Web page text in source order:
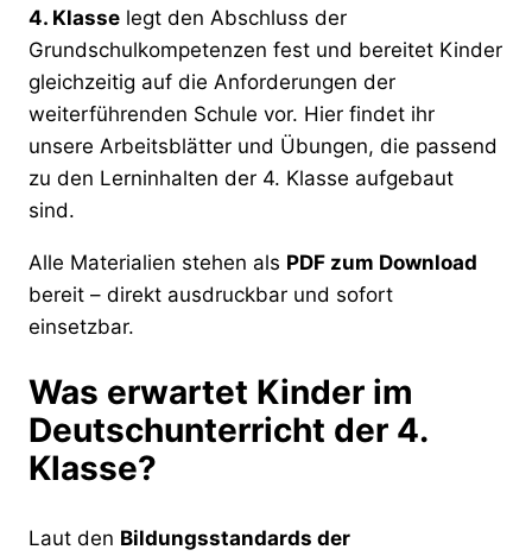
4. Klasse legt den Abschluss der
Grundschulkompetenzen fest und bereitet Kinder
gleichzeitig auf die Anforderungen der
weiterführenden Schule vor. Hier findet ihr
unsere Arbeitsblätter und Übungen, die passend
zu den Lerninhalten der 4. Klasse aufgebaut
sind.
Alle Materialien stehen als PDF zum Download
bereit – direkt ausdruckbar und sofort
einsetzbar.
Was erwartet Kinder im
Deutschunterricht der 4.
Klasse?
Laut den Bildungsstandards der